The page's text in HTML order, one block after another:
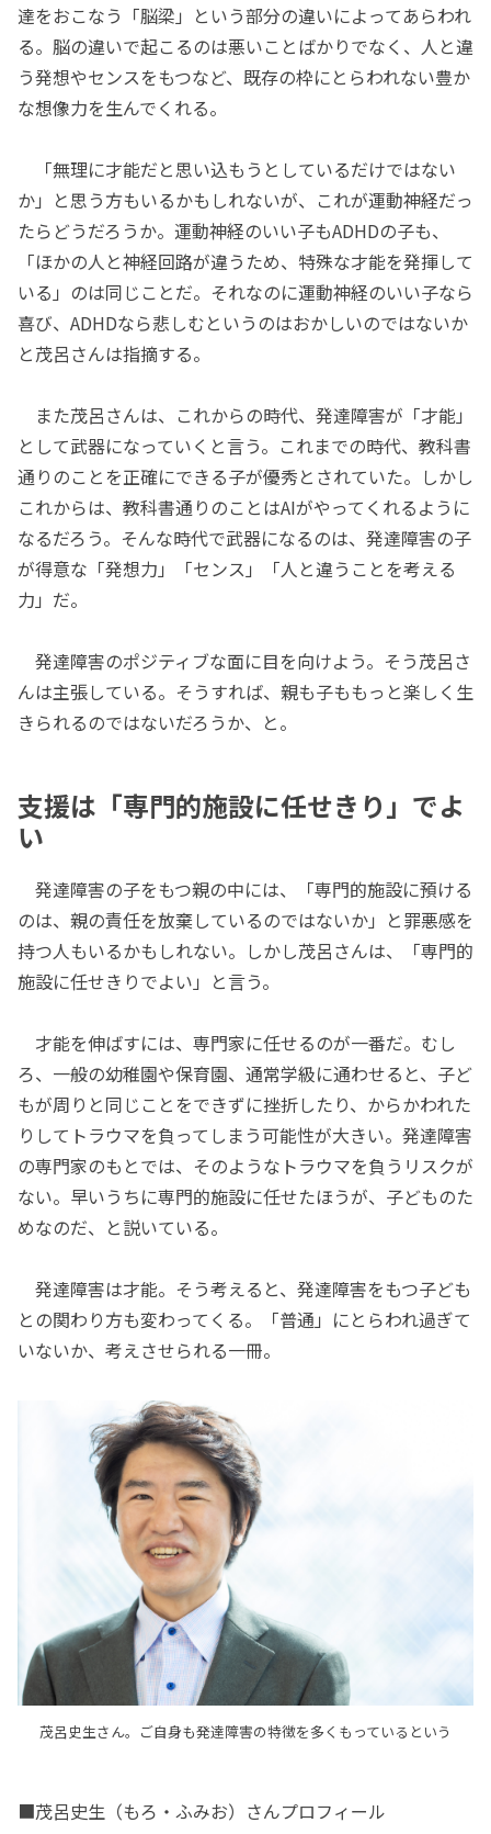
達をおこなう「脳梁」という部分の違いによってあらわれ
る。脳の違いで起こるのは悪いことばかりでなく、人と違
う発想やセンスをもつなど、既存の枠にとらわれない豊か
な想像力を生んでくれる。
「無理に才能だと思い込もうとしているだけではない
か」と思う方もいるかもしれないが、これが運動神経だっ
たらどうだろうか。運動神経のいい子もADHDの子も、
「ほかの人と神経回路が違うため、特殊な才能を発揮して
いる」のは同じことだ。それなのに運動神経のいい子なら
喜び、ADHDなら悲しむというのはおかしいのではないか
と茂呂さんは指摘する。
また茂呂さんは、これからの時代、発達障害が「才能」
として武器になっていくと言う。これまでの時代、教科書
通りのことを正確にできる子が優秀とされていた。しかし
これからは、教科書通りのことはAIがやってくれるように
なるだろう。そんな時代で武器になるのは、発達障害の子
が得意な「発想力」「センス」「人と違うことを考える
力」だ。
発達障害のポジティブな面に目を向けよう。そう茂呂さ
んは主張している。そうすれば、親も子ももっと楽しく生
きられるのではないだろうか、と。
支援は「専門的施設に任せきり」でよ
い
発達障害の子をもつ親の中には、「専門的施設に預ける
のは、親の責任を放棄しているのではないか」と罪悪感を
持つ人もいるかもしれない。しかし茂呂さんは、「専門的
施設に任せきりでよい」と言う。
才能を伸ばすには、専門家に任せるのが一番だ。むし
ろ、一般の幼稚園や保育園、通常学級に通わせると、子ど
もが周りと同じことをできずに挫折したり、からかわれた
りしてトラウマを負ってしまう可能性が大きい。発達障害
の専門家のもとでは、そのようなトラウマを負うリスクが
ない。早いうちに専門的施設に任せたほうが、子どものた
めなのだ、と説いている。
発達障害は才能。そう考えると、発達障害をもつ子ども
との関わり方も変わってくる。「普通」にとらわれ過ぎて
いないか、考えさせられる一冊。
茂呂史生さん。ご自身も発達障害の特徴を多くもっているという
■茂呂史生（もろ・ふみお）さんプロフィール